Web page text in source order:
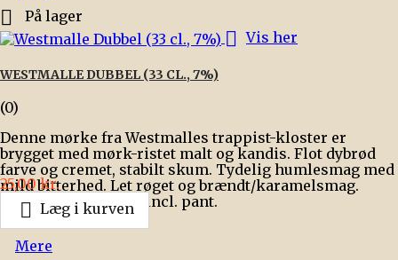
 På lager
 Vis her
WESTMALLE DUBBEL (33 CL., 7%)
(0)
Denne mørke fra Westmalles trappist-kloster er
brygget med mørk-ristet malt og kandis. Flot dybrød
farve og cremet, stabilt skum. Tydelig humlesmag med
mild bitterhed. Let røget og brændt/karamelsmag.
Bemærk - prisen er incl. pant.
Pris
25,00 kr.
 Læg i kurven
Mere